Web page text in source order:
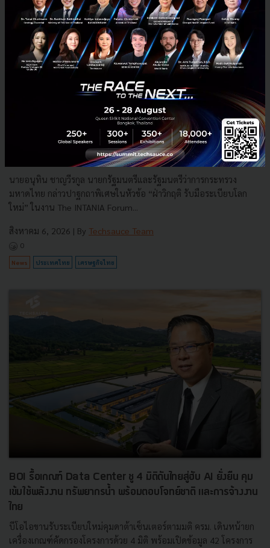
3 เรื่องที่ประเทศไทยต้อง Focus สร้างคน–นวัตกรรม–ปฏิรูป
ระบบราชการ เพื่อยกระดับขีดความสามารถประเทศ
นายอนุทิน ชาญวีรกูล นายกรัฐมนตรีและรัฐมนตรีว่าการกระทรวง
มหาดไทย กล่าวปาฐกถาพิเศษในหัวข้อ “ฝ่าวิกฤติ รับมือระเบียบโลก
ใหม่” ในงาน The INTANIA Forum...
สิงหาคม 6, 2026 | By Techsauce Team
0
News ประเทศไทย เศรษฐกิจไทย
BOI รื้อเกณฑ์ Data Center ชู 4 มิติดันไทยสู่ฮับ AI ยั่งยืน คุม
เข้มใช้พลังงาน ทรัพยากรน้ำ พร้อมตอบโจทย์ชาติ และการจ้างงาน
ไทย
บีโอไอขานรับระเบียบใหม่คุมดาต้าเซ็นเตอร์ตามมติ ครม. เดินหน้ายก
เครื่องเกณฑ์คัดกรองโครงการด้วย 4 มิติ พร้อมเปิดข้อมูล 42 โครงการ